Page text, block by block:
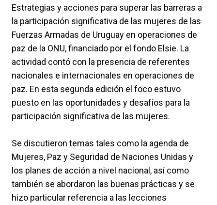
Estrategias y acciones para superar las barreras a
la participación significativa de las mujeres de las
Fuerzas Armadas de Uruguay en operaciones de
paz de la ONU, financiado por el fondo Elsie. La
actividad contó con la presencia de referentes
nacionales e internacionales en operaciones de
paz. En esta segunda edición el foco estuvo
puesto en las oportunidades y desafíos para la
participación significativa de las mujeres.
Se discutieron temas tales como la agenda de
Mujeres, Paz y Seguridad de Naciones Unidas y
los planes de acción a nivel nacional, así como
también se abordaron las buenas prácticas y se
hizo particular referencia a las lecciones